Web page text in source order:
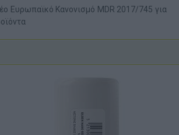
Ευρωπαϊκό Κανονισμό MDR 2017/745 για